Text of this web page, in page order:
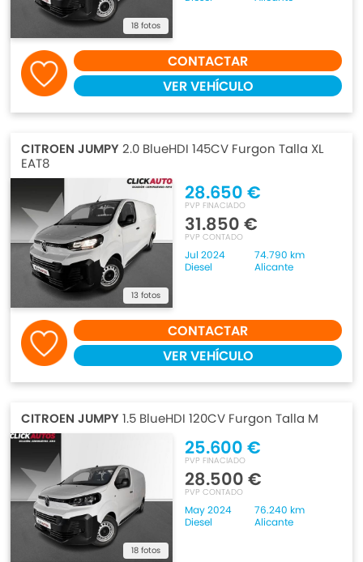
18 fotos
CONTACTAR
VER VEHÍCULO
CITROEN JUMPY 2.0 BlueHDI 145CV Furgon Talla XL
EAT8
13 fotos
28.650 €
PVP FINACIADO
31.850 €
PVP CONTADO
Jul 2024
74.790 km
Diesel
Alicante
CONTACTAR
VER VEHÍCULO
CITROEN JUMPY 1.5 BlueHDI 120CV Furgon Talla M
18 fotos
25.600 €
PVP FINACIADO
28.500 €
PVP CONTADO
May 2024
76.240 km
Diesel
Alicante